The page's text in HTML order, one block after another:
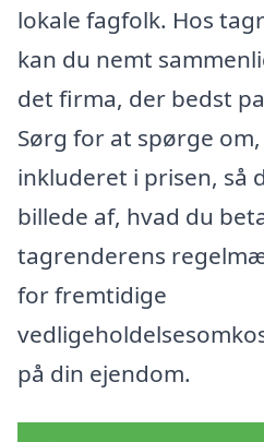
lokale fagfolk. Hos
kan du nemt
det firma, der bedst
Sørg for at spørge
inkluderet i prisen, så
billede af, hvad du
tagrenderens
for fremtidige
på din ejendom.